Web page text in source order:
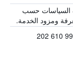
السياسات حسب
ومزود الخدمة.